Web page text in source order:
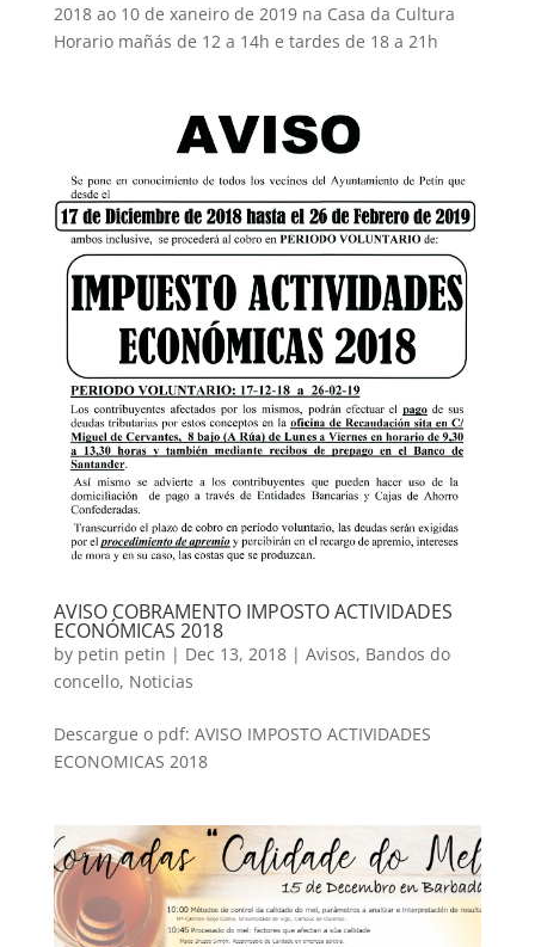
2018 ao 10 de xaneiro de 2019 na Casa da Cultura
Horario mañás de 12 a 14h e tardes de 18 a 21h
AVISO COBRAMENTO IMPOSTO ACTIVIDADES
ECONÓMICAS 2018
by petin petin | Dec 13, 2018| Avisos, Bandos do
concello, Noticias
Descargue o pdf: AVISO IMPOSTO ACTIVIDADES
ECONOMICAS 2018